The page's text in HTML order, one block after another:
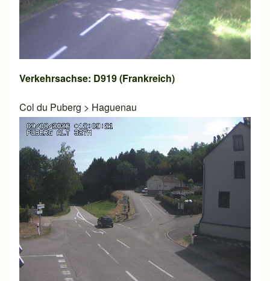
Verkehrsachse: D919 (Frankreich)
Col du Puberg > Haguenau